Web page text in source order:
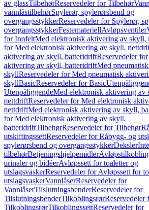
av glassTilbehørReservedeler for Tilbehør
vannlåstilbehørSpylerør, spylerørsbend og
overgangsstykkerReservedeler for Spylerør,
overgangsstykkerFestemateriellAvløpsventiler
for InnfeltMed elektronisk aktivering av skyll,
for Med elektronisk aktivering av skyll,
aktivering av skyll, batteridriftReservedeler
aktivering av skyll, batteridriftMed
skyllReservedeler for Med pneumatisk
skyllBasicReservedeler for Basic
UtenpåliggendeMed elektronisk aktivering av
nettdriftReservedeler for Med elektronisk
nettdriftMed elektronisk aktivering av skyll,
for Med elektronisk aktivering av skyll,
batteridriftTilbehørReservedeler for Tilbehør
utskiftingssettReservedeler for Råbygg- og
spylerørsbend og overgangsstykkerDeksler
tilbehørBetjeningshjelpemidler
urinaler og bidéerAvløpssett for toaletter og
utslagsvaskerReservedeler for Avløpssett for
utslagsvaskerVannlåserReservedeler for
VannlåserTilslutningsbenderReservedeler for
TilslutningsbenderTilkoblingsrørReservedeler
TilkoblingsrørTilkoblingssettReservedeler for